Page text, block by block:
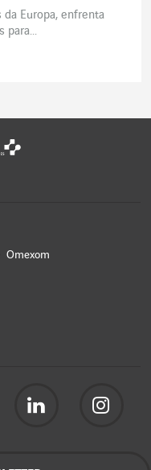
Europa, enfrenta
para...
Omexom